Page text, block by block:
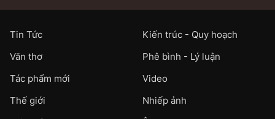
Tin Tức
Kiến trúc - Quy hoạch
Văn thơ
Phê bình - Lý luận
Tác phẩm mới
Video
Thế giới
Nhiếp ảnh